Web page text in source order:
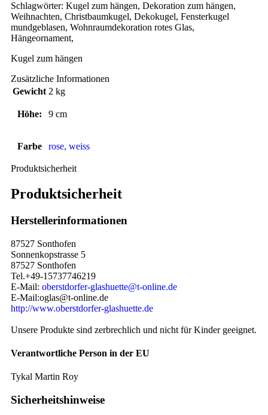
Schlagwörter: Kugel zum hängen, Dekoration zum hängen,
Weihnachten, Christbaumkugel, Dekokugel, Fensterkugel
mundgeblasen, Wohnraumdekoration rotes Glas,
Hängeornament,
Kugel zum hängen
Zusätzliche Informationen
Gewicht 2 kg
Höhe: 9 cm
Farbe rose, weiss
Produktsicherheit
Produktsicherheit
Herstellerinformationen
87527 Sonthofen
Sonnenkopstrasse 5
87527 Sonthofen
Tel.+49-15737746219
E-Mail: oberstdorfer-glashuette@t-online.de
E-Mail:oglas@t-online.de
http://www.oberstdorfer-glashuette.de
Unsere Produkte sind zerbrechlich und nicht für Kinder geeignet.
Verantwortliche Person in der EU
Tykal Martin Roy
Sicherheitshinweise